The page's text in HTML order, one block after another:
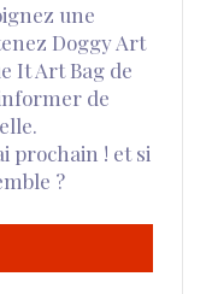
une
Doggy Art
It Art Bag de
de
prochain ! et si
?